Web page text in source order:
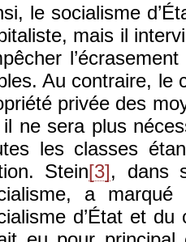
le socialisme
mais il
Au contraire, le
privée des
il ne sera plus
les classes
Stein[3], dans
a
d’État et